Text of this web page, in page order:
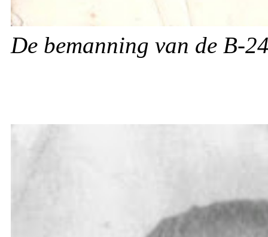
De bemanning van de B-